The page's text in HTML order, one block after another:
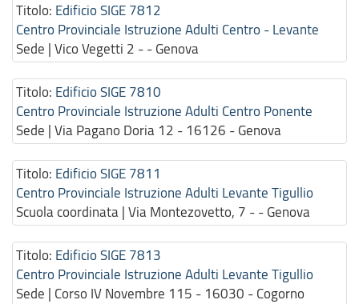
Titolo: Edificio SIGE 7812
Centro Provinciale Istruzione Adulti Centro - Levante
Sede | Vico Vegetti 2 - - Genova
Titolo: Edificio SIGE 7810
Centro Provinciale Istruzione Adulti Centro Ponente
Sede | Via Pagano Doria 12 - 16126 - Genova
Titolo: Edificio SIGE 7811
Centro Provinciale Istruzione Adulti Levante Tigullio
Scuola coordinata | Via Montezovetto, 7 - - Genova
Titolo: Edificio SIGE 7813
Centro Provinciale Istruzione Adulti Levante Tigullio
Sede | Corso IV Novembre 115 - 16030 - Cogorno